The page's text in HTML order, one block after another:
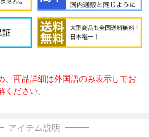
、商品詳細は外国語のみ表示してお
ださい。
アイテム説明